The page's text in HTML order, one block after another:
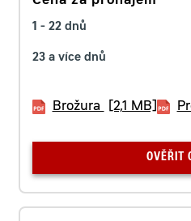
1 - 22 dnů
23 a více dnů
Brožura [2,1 MB]
OVĚŘIT